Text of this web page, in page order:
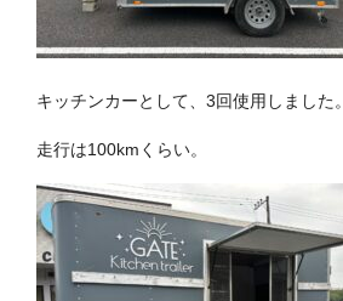
キッチンカーとして、3回使用しました。
走行は100kmくらい。